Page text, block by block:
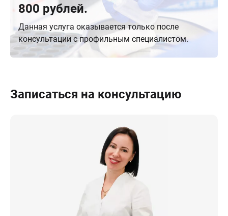
800 рублей.
Данная услуга оказывается только после
консультации с профильным специалистом.
Записаться на консультацию